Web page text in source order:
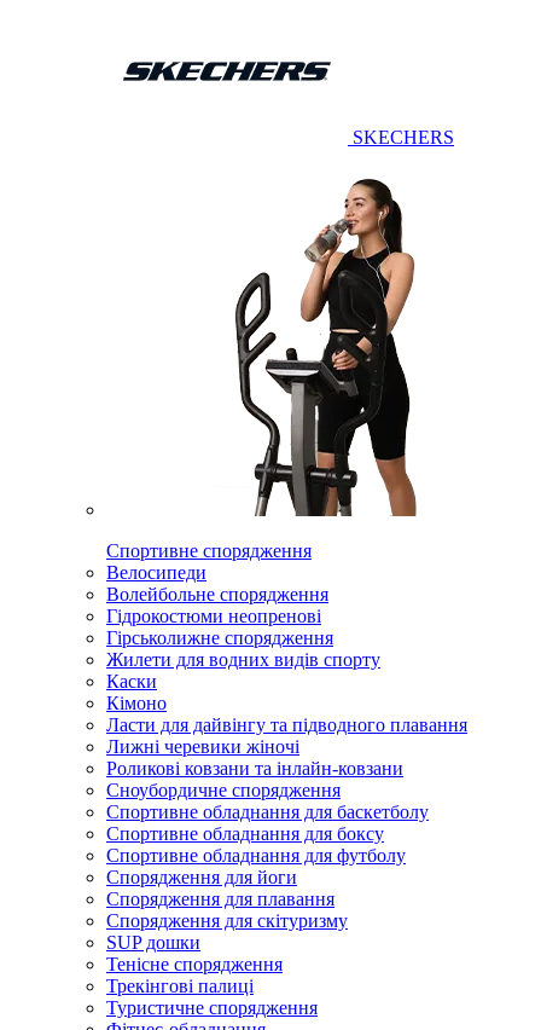
SKECHERS
Спортивне спорядження
Велосипеди
Волейбольне спорядження
Гідрокостюми неопренові
Гірськолижне спорядження
Жилети для водних видів спорту
Каски
Кімоно
Ласти для дайвінгу та підводного плавання
Лижні черевики жіночі
Роликові ковзани та інлайн-ковзани
Сноубордичне спорядження
Спортивне обладнання для баскетболу
Спортивне обладнання для боксу
Спортивне обладнання для футболу
Спорядження для йоги
Спорядження для плавання
Спорядження для скітуризму
SUP дошки
Тенісне спорядження
Трекінгові палиці
Туристичне спорядження